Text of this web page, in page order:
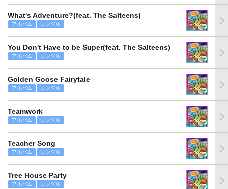
What's Adventure?(feat. The Salteens)
アルバム シングル
You Don't Have to be Super(feat. The Salteens)
アルバム シングル
Golden Goose Fairytale
アルバム シングル
Teamwork
アルバム シングル
Teacher Song
アルバム シングル
Tree House Party
アルバム シングル